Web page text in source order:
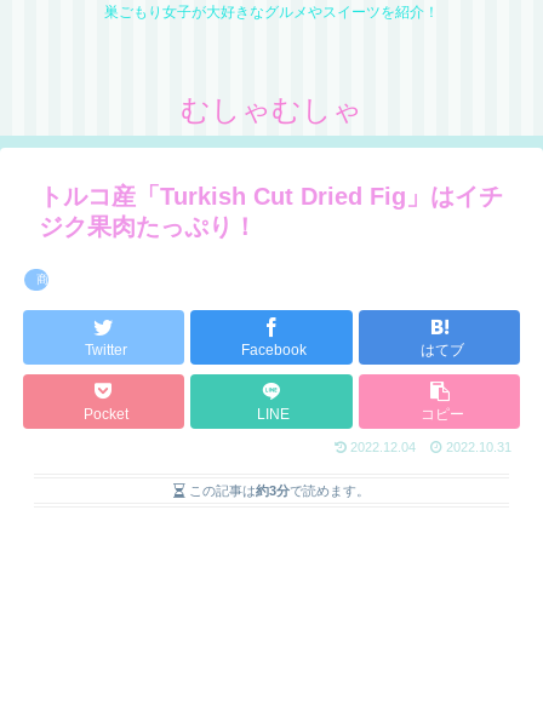
巣ごもり女子が大好きなグルメやスイーツを紹介！
むしゃむしゃ
トルコ産「Turkish Cut Dried Fig」はイチ
ジク果肉たっぷり！
商品レビュー
Twitter Facebook はてブ
Pocket LINE コピー
2022.12.04 2022.10.31
この記事は約3分で読めます。